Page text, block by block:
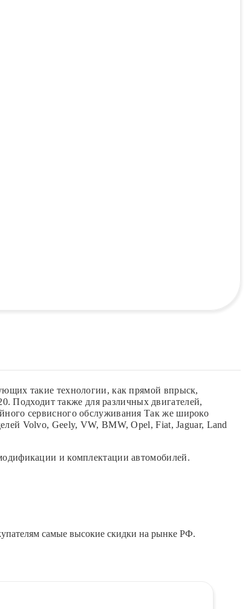
такие технологии, как прямой впрыск,
Подходит также для различных двигателей,
сервисного обслуживания Так же широко
Volvo, Geely, VW, BMW, Opel, Fiat, Jaguar, Land
и комплектации автомобилей.
самые высокие скидки на рынке РФ.